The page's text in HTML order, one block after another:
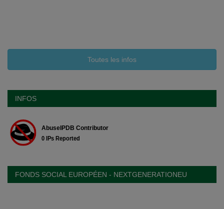
Toutes les infos
INFOS
FONDS SOCIAL EUROPÉEN - NEXTGENERATIONEU